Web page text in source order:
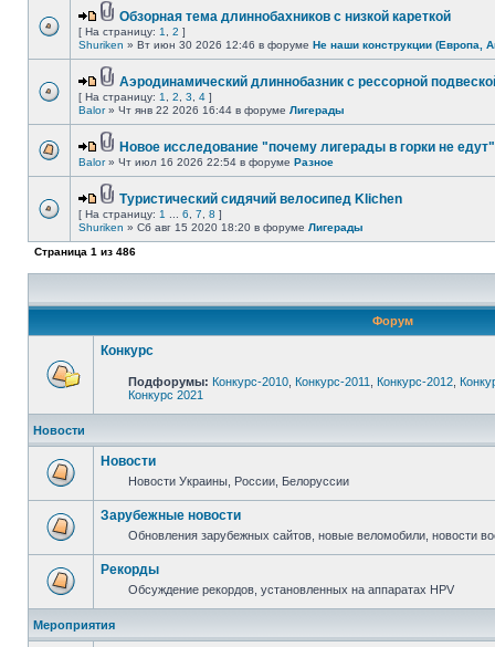
Обзорная тема длиннобахников с низкой кареткой
[ На страницу: 1 2 ]
Shuriken » Вт июн 30 2026 12:46 в форуме Не наши конструкции (Европа,
Аэродинамический длиннобазник с рессорной
[ На страницу: 1 2 3 4 ]
Balor» Чт янв 22 2026 16:44 в форуме Лигерады
Новое исследование "почему лигерады в горки не
Balor» Чт июл 16 2026 22:54 в форуме Разное
Туристический сидячий велосипед Klichen
[ На страницу: 1 6 7 8 ]
Shuriken » Сб авг 15 2020 18:20 в форуме Лигерады
Страница 1 из 486
Форум
Конкурс
Подфорумы: Конкурс-2010 Конкурс-2011 Конкурс-2012
Конкурс 2021
Новости
Новости
Новости Украины, России, Белоруссии
Зарубежные новости
Обновления зарубежных сайтов, новые веломобили, новости
Рекорды
Обсуждение рекордов, установленных на аппаратах HPV
Мероприятия